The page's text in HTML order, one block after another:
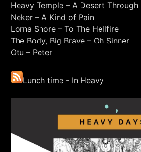
Heavy Temple – A Desert Through
Neker – A Kind of Pain
Lorna Shore – To The Hellfire
The Body, Big Brave – Oh Sinner
Otu – Peter
Lunch time - In Heavy